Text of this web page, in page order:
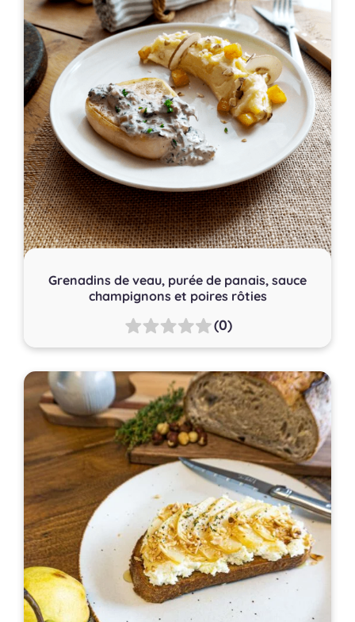
Grenadins de veau, purée de panais, sauce
champignons et poires rôties
(0)